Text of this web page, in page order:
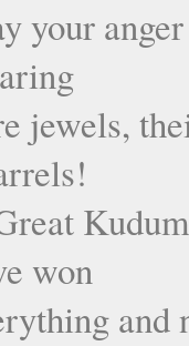
your
jewels,
won
and